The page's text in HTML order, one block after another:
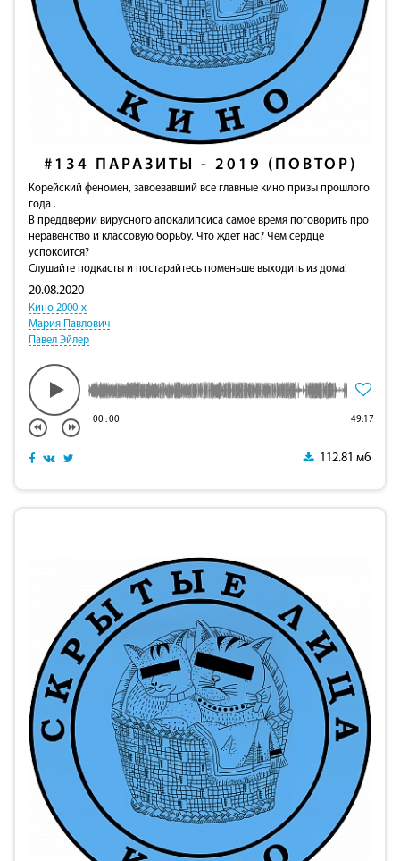
#134 ПАРАЗИТЫ - 2019 (ПОВТОР)
Корейский феномен, завоевавший все главные кино призы прошлого
года .
В преддверии вирусного апокалипсиса самое время поговорить про
неравенство и классовую борьбу. Что ждет нас? Чем сердце
успокоится?
Слушайте подкасты и постарайтесь поменьше выходить из дома!
20.08.2020
Кино 2000-х
Мария Павлович
Павел Эйлер
00:00 49:17
112.81 мб